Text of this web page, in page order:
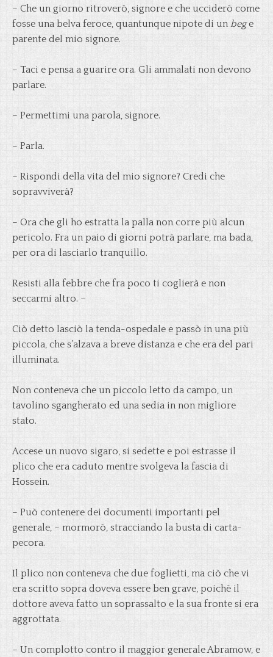
– Che un giorno ritroverò, signore e che ucciderò come
fosse una belva feroce, quantunque nipote di un bege
parente del mio signore.
– Taci e pensa a guarire ora. Gli ammalati non devono
parlare.
– Permettimi una parola, signore.
– Parla.
– Rispondi della vita del mio signore? Credi che
sopravviverà?
– Ora che gli ho estratta la palla non corre più alcun
pericolo. Fra un paio di giorni potrà parlare, ma bada,
per ora di lasciarlo tranquillo.
Resisti alla febbre che fra poco ti coglierà e non
seccarmi altro. –
Ciò detto lasciò la tenda-ospedale e passò in una più
piccola, che s’alzava a breve distanza e che era del pari
illuminata.
Non conteneva che un piccolo letto da campo, un
tavolino sgangherato ed una sedia in non migliore
stato.
Accese un nuovo sigaro, si sedette e poi estrasse il
plico che era caduto mentre svolgeva la fascia di
Hossein.
– Può contenere dei documenti importanti pel
generale, – mormorò, stracciando la busta di carta-
pecora.
Il plico non conteneva che due foglietti, ma ciò che vi
era scritto sopra doveva essere ben grave, poichè il
dottore aveva fatto un soprassalto e la sua fronte si era
aggrottata.
– Un complotto contro il maggior generale Abramow, e